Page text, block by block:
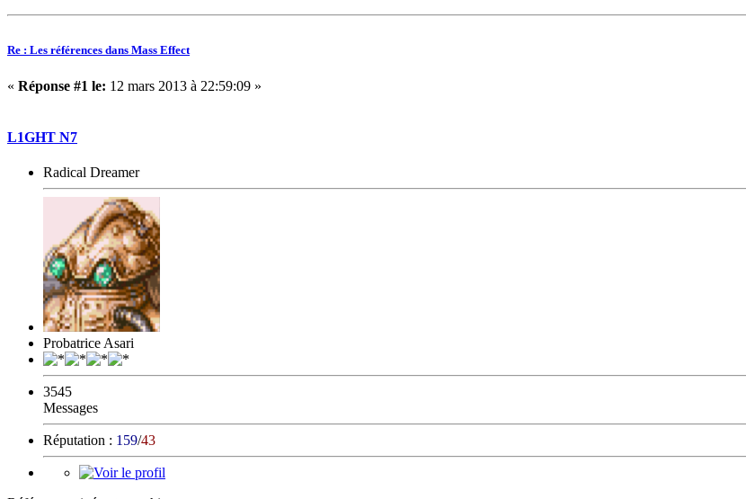
Re : Les références dans Mass Effect
« Réponse #1 le: 12 mars 2013 à 22:59:09 »
L1GHT N7
Radical Dreamer
Probatrice Asari
3545
Messages
Réputation : 159/43